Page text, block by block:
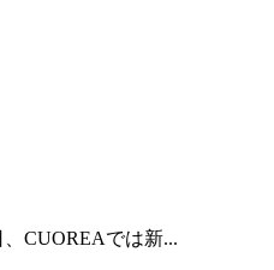
CUOREAでは新...